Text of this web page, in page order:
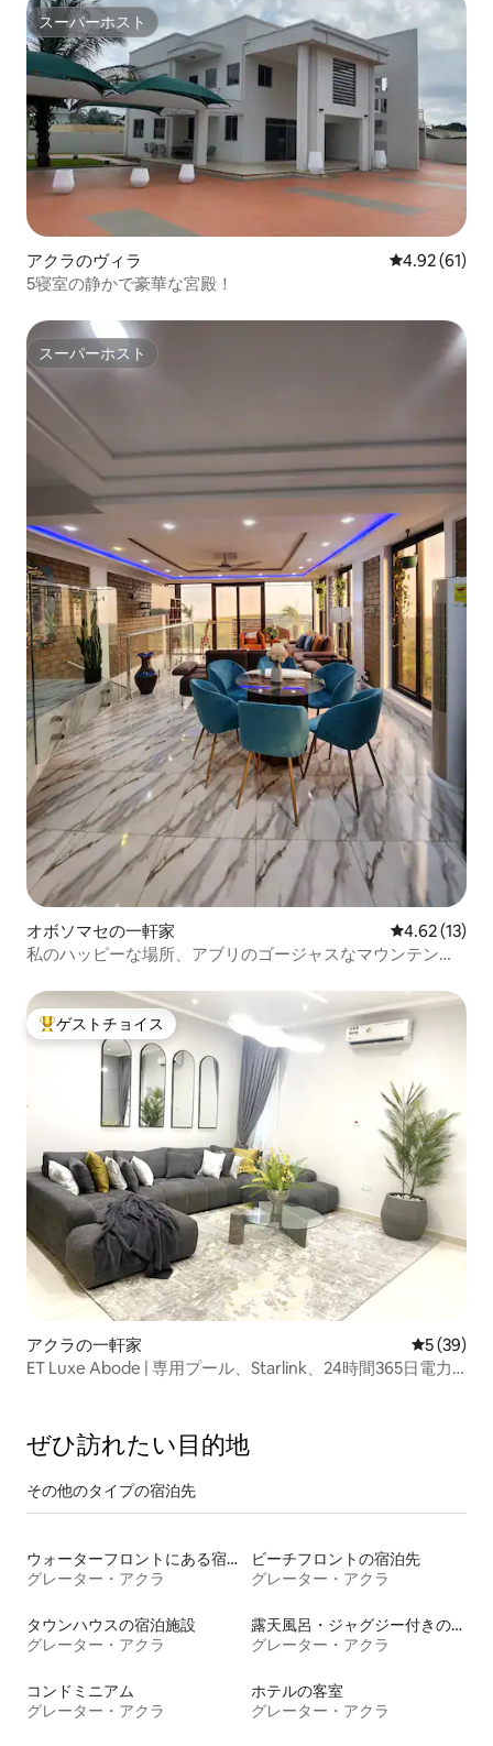
スーパーホスト
スーパーホスト
アクラのヴィラ レビュー61
4.92 (61)
5寝室の静かで豪華な宮殿！
スーパーホスト
スーパーホスト
オボソマセの一軒家 レビュー13
4.62 (13)
私のハッピーな場所、アブリのゴージャスなマウンテンビ
大好評のゲストチョイスです。
ゲストチョイス
アクラの一軒家 レビュー
5 (39)
ET Luxe Abode | 専用プール、Starlink、24時間365日電力
ぜひ訪⁠れ⁠た⁠い目⁠的⁠地
その他のタ⁠イ⁠プ⁠の宿⁠泊⁠先
ウォーターフロントにある宿泊施設
グレーター・アクラ
ビーチフロントの宿泊先
グレーター・アクラ
タウンハウスの宿泊施設
グレーター・アクラ
露天風呂・ジャグジー付きの宿泊施設
グレーター・アクラ
コンドミニアム
グレーター・アクラ
ホテルの客室
グレーター・アクラ